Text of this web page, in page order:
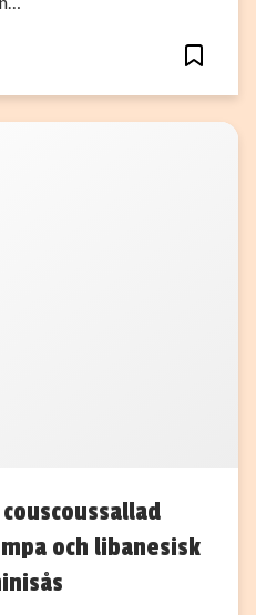
och libanesisk